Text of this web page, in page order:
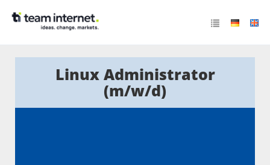
Linux Administrator
(m/w/d)